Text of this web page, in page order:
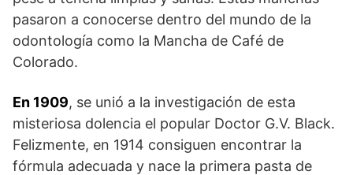
pasaron a conocerse dentro del mundo de la
odontología como la Mancha de Café de
Colorado.
En 1909, se unió a la investigación de esta
misteriosa dolencia el popular Doctor G.V. Black.
Felizmente, en 1914 consiguen encontrar la
fórmula adecuada y nace la primera pasta de